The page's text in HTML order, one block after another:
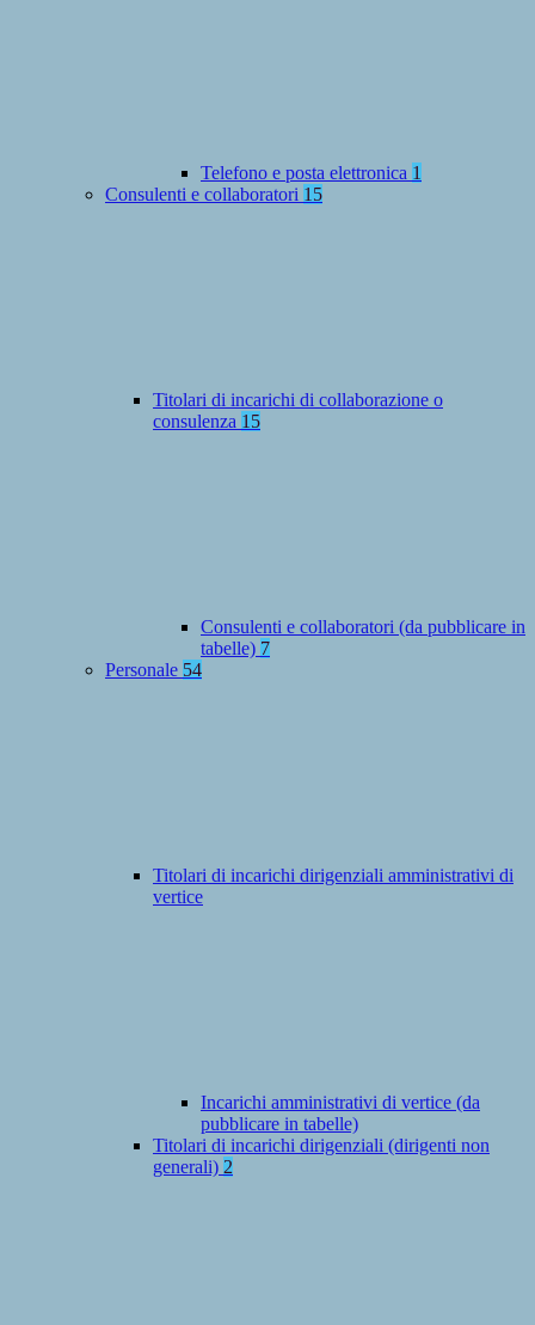
Telefono e posta elettronica 1
Consulenti e collaboratori 15
Titolari di incarichi di collaborazione o
consulenza 15
Consulenti e collaboratori (da pubblicare in
tabelle) 7
Personale 54
Titolari di incarichi dirigenziali amministrativi di
vertice
Incarichi amministrativi di vertice (da
pubblicare in tabelle)
Titolari di incarichi dirigenziali (dirigenti non
generali) 2